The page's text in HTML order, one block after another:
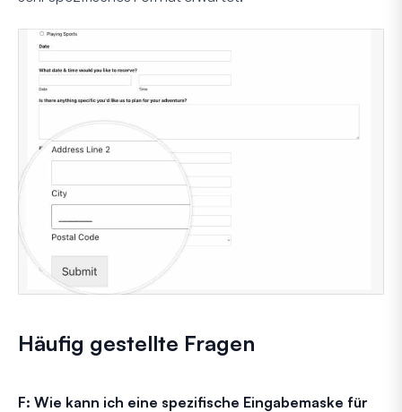
Häufig gestellte Fragen
F: Wie kann ich eine spezifische Eingabemaske für